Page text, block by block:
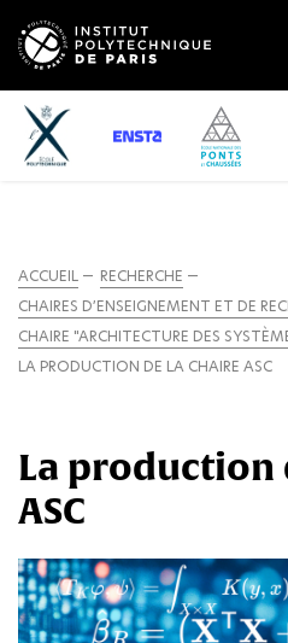
ACCUEIL
RECHERCHE
CHAIRES D’ENSEIGNEMENT ET DE
CHAIRE "ARCHITECTURE DES
LA PRODUCTION DE LA CHAIRE ASC
La production
ASC